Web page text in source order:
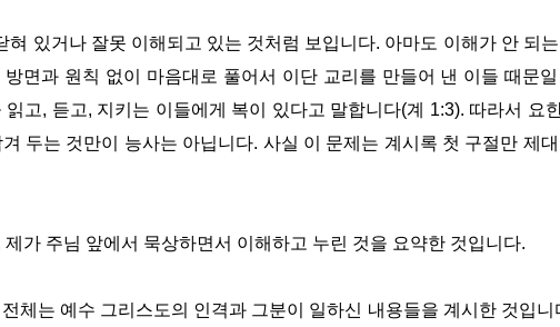
혀 있거나 잘못 이해되고 있는 것처럼 보입니다. 아마도 이해가 안 되
면과 원칙 없이 마음대로 풀어서 이단 교리를 만들어 낸 이들 때문일
읽고, 듣고, 지키는 이들에게 복이 있다고 말합니다(계 1:3). 따라서 요
두는 것만이 능사는 아닙니다. 사실 이 문제는 계시록 첫 구절만 제
가 주님 앞에서 묵상하면서 이해하고 누린 것을 요약한 것입니다.
체는 예수 그리스도의 인격과 그분이 일하신 내용들을 계시한 것입니